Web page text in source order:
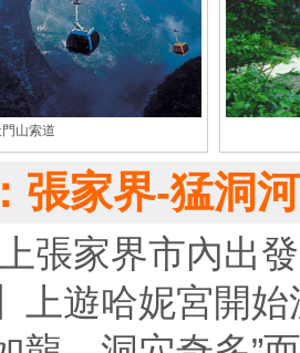
門山索道
張家界-猛洞
張家界市內出
上遊哈妮宮開